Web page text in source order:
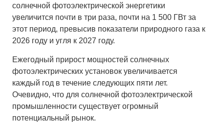
солнечной фотоэлектрической энергетики
увеличится почти в три раза, почти на 1 500 ГВт за
этот период, превысив показатели природного газа к
2026 году и угля к 2027 году.
Ежегодный прирост мощностей солнечных
фотоэлектрических установок увеличивается
каждый год в течение следующих пяти лет.
Очевидно, что для солнечной фотоэлектрической
промышленности существует огромный
потенциальный рынок.